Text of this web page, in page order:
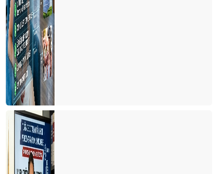
Turizm Yazarları ile buluşma ve Yıldıray Karaer
Siyasetin turizme bakış açısı
ITB Berlin Turizm Fuarının ardından
Otelciler arada kaldı
Otelciler, depremzedelerin yaralarını sarıyor
Turizmde 2022’nin Ardından 2023 yılı beklentileri
Konaklama vergisi muamması sürüyor
1 Milyon turist nerede?
Turist sayısı arttıkça kazalar da artıyor